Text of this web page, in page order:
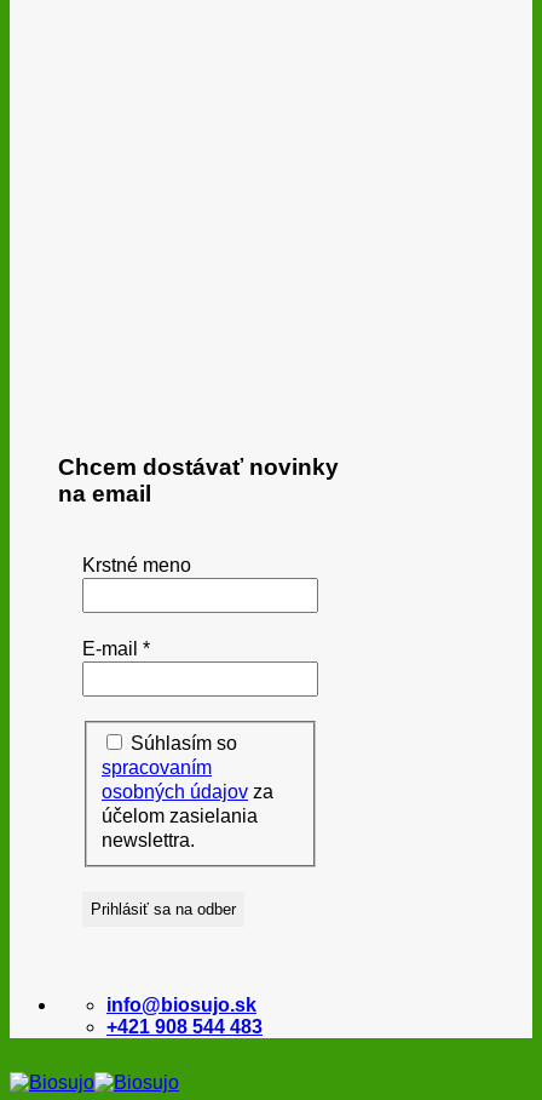
Chcem dostávať novinky
na email
Krstné meno
E-mail *
Súhlasím so
spracovaním
osobných údajov za
účelom zasielania
newslettra.
info@biosujo.sk
+421 908 544 483